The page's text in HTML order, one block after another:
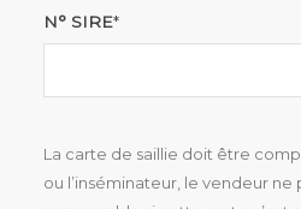
N° SIRE*
La carte de saillie doit être
ou l’inséminateur, le vendeur